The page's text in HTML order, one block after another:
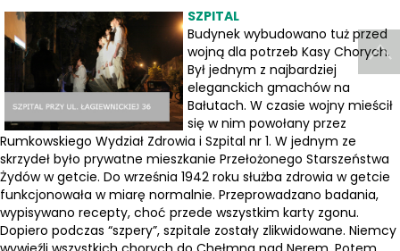
SZPITAL
Budynek wybudowano tuż przed
wojną dla potrzeb Kasy Chorych.
Był jednym z najbardziej
eleganckich gmachów na
Bałutach. W czasie wojny mieścił
się w nim powołany przez
Rumkowskiego Wydział Zdrowia i Szpital nr 1. W jednym ze
skrzydeł było prywatne mieszkanie Przełożonego Starszeństwa
Żydów w getcie. Do września 1942 roku służba zdrowia w getcie
funkcjonowała w miarę normalnie. Przeprowadzano badania,
wypisywano recepty, choć przede wszystkim karty zgonu.
Dopiero podczas “szpery”, szpitale zostały zlikwidowane. Niemcy